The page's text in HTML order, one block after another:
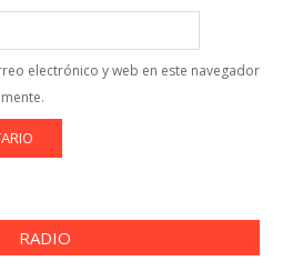
electrónico y web en este navegador
RADIO